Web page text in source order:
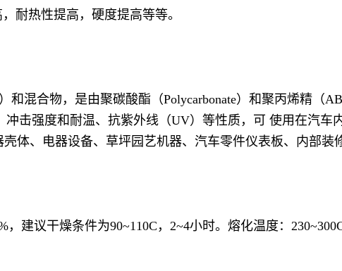
耐热性提高，硬度提高等等。
混合物，是由聚碳酸酯（Polycarbonate）和聚丙烯精（
击强度和耐温、抗紫外线（UV）等性质，可 使用在汽车
体、电器设备、草坪园艺机器、汽车零件仪表板、内部装
建议干燥条件为90~110C，2~4小时。熔化温度：